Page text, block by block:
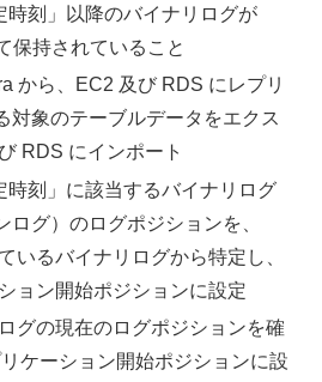
時刻」以降のバイナリログが
保持されていること
から、EC2 及び RDS にレプリ
対象のテーブルデータをエクス
RDS にインポート
時刻」に該当するバイナリログ
ログ）のログポジションを、
いるバイナリログから特定し、
ョン開始ポジションに設定
グの現在のログポジションを確
ケーション開始ポジションに設